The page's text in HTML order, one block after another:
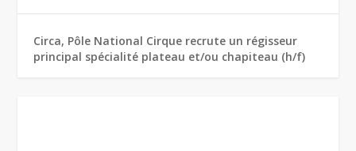
Circa, Pôle National Cirque recrute un régisseur
principal spécialité plateau et/ou chapiteau (h/f)